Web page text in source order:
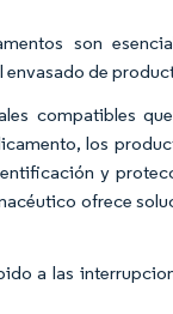
son
envasado de
compatibles
los
y
ofrece
a las